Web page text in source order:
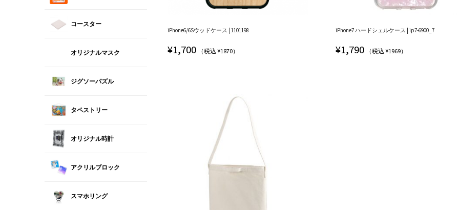
iPhone6/6Sウッドケース | 1101198
¥1,700 （税込 ¥1870）
iPhone7 ハードシェルケース | ip7-6900_7
¥1,790 （税込 ¥1969）
コースター
オリジナルマスク
ジグソーパズル
タペストリー
オリジナル時計
アクリルブロック
スマホリング